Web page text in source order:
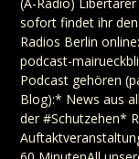
sofort findet ihr
Radios Berlin
podcast-
Podcast gehören
Blog):* News aus
der #Schutzehen*